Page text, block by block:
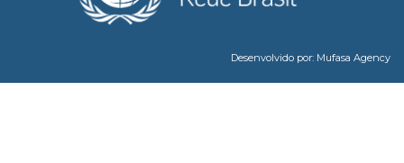
Desenvolvido por: Mufasa Agency